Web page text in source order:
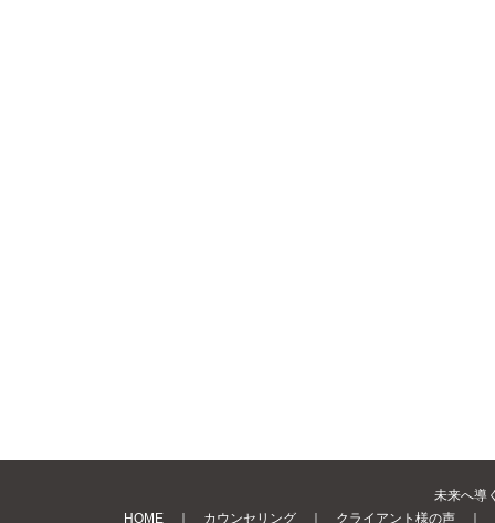
未来へ導
HOME ｜ カウンセリング ｜ クライアント様の声 ｜